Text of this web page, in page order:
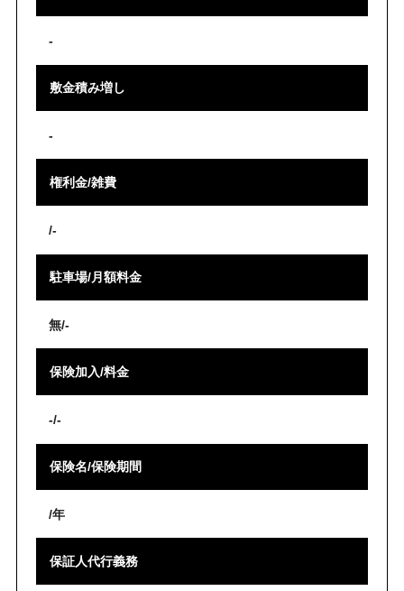
-
敷金積み増し
-
権利金/雑費
/-
駐車場/月額料金
無/-
保険加入/料金
-/-
保険名/保険期間
/年
保証人代行義務